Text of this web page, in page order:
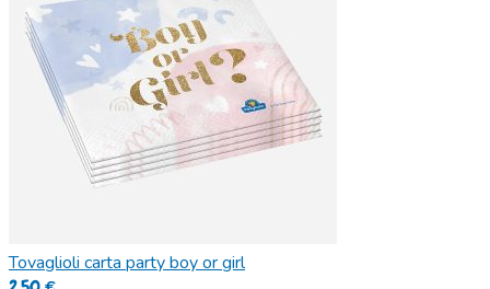
Tovaglioli carta party boy or girl